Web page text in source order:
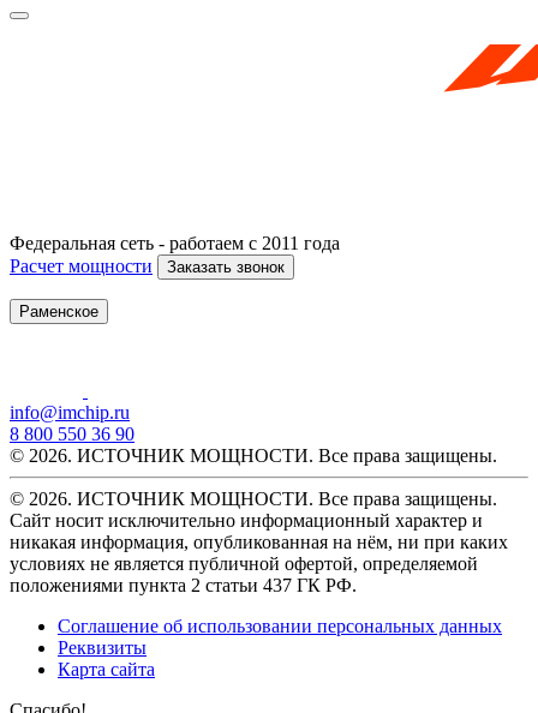
Федеральная сеть - работаем с 2011 года
Расчет мощности
Заказать звонок
Раменское
info@imchip.ru
8 800 550 36 90
© 2026. ИСТОЧНИК МОЩНОСТИ. Все права защищены.
© 2026. ИСТОЧНИК МОЩНОСТИ. Все права защищены.
Сайт носит исключительно информационный характер и
никакая информация, опубликованная на нём, ни при каких
условиях не является публичной офертой, определяемой
положениями пункта 2 статьи 437 ГК РФ.
Соглашение об использовании персональных данных
Реквизиты
Карта сайта